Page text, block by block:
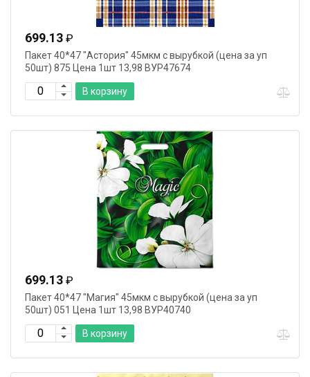
699.13 ₽
Пакет 40*47 "Астория" 45мкм с вырубкой (цена за уп
50шт) 875 Цена 1шт 13,98 ВУР47674
В корзину
699.13 ₽
Пакет 40*47 "Магия" 45мкм с вырубкой (цена за уп
50шт) 051 Цена 1шт 13,98 ВУР40740
В корзину